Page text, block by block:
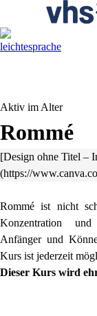
Aktiv im Alter
Rommé
[Design ohne Titel –
(https://
Rommé ist nicht
Konzentration
Anfänger und
Kurs ist jederzeit
Dieser Kurs wird